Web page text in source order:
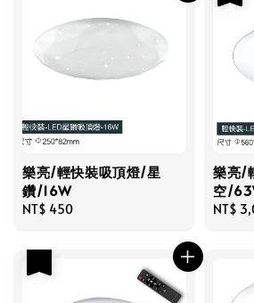
樂亮/輕快裝吸頂燈/星
鑽/16W
Regular
NT$ 450
樂亮/
空/
Sale
NT$